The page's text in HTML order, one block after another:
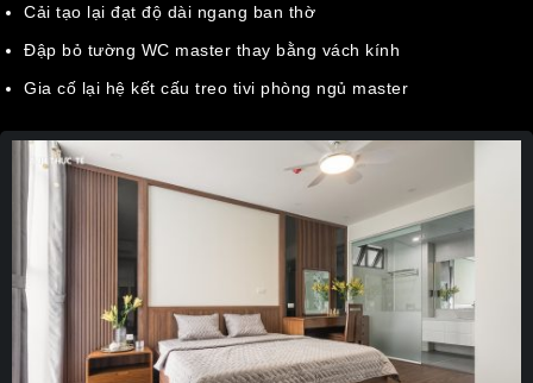
Cải tạo lại đạt độ dài ngang ban thờ
Đập bỏ tường WC master thay bằng vách kính
Gia cố lại hệ kết cấu treo tivi phòng ngủ master